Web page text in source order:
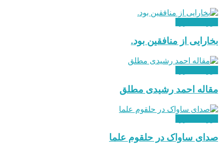
بخارایی از منافقین بود.
مقاله احمد رشیدی مطلق
صدای ساواک در حلقوم علما